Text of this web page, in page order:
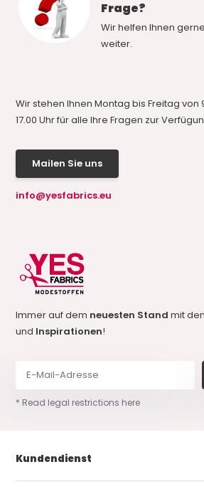
Frage?
Wir helfen Ihnen gerne
weiter.
Wir stehen Ihnen Montag bis Freitag von
17.00 Uhr für alle Ihre Fragen zur
Mailen Sie uns
info@yesfabrics.eu
Immer auf dem neuesten Standmit den
und Inspirationen!
* Read legal restrictions here
Kundendienst